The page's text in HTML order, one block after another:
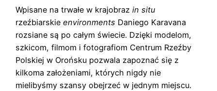
Wpisane na trwałe w krajobraz in situ
rzeźbiarskie environments Daniego Karavana
rozsiane są po całym świecie. Dzięki modelom,
szkicom, filmom i fotografiom Centrum Rzeźby
Polskiej w Orońsku pozwala zapoznać się z
kilkoma założeniami, których nigdy nie
mielibyśmy szansy obejrzeć w jednym miejscu.